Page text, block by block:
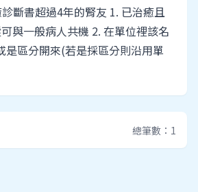
斷書超過4年的腎友 1. 已治癒且
與一般病人共機 2. 在單位裡該名
是區分開來(若是採區分則沿用單
總筆數：1